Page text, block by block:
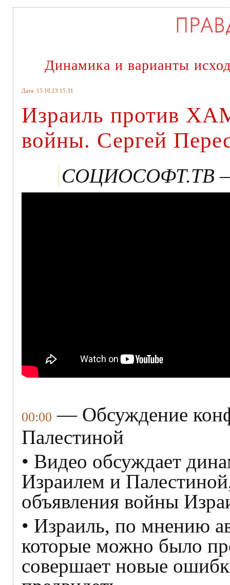
Динамика и варианты
Дата: 15.10.23 15:31
Израиль против
войны. Сергей
СОЦИОСОФТ.ТВ –
00:00 — Обсуждение
Палестиной
• Видео обсуждает
Израилем и
объявления войны
• Израиль, по мнению
которые можно было
совершает новые